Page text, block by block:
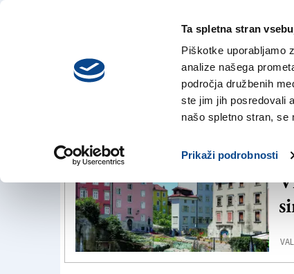
Ta spletna stran
Piškotke uporabljamo
analize našega
področja družbenih
ste jim jih posredovali
našo spletno stran, se
Prikaži podrobnosti
petek,
7. avgusta 2026
Neprofitna stanovanja